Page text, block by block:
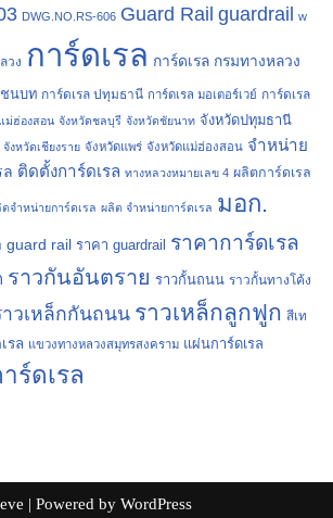
DWG.NO.RS-606 Guard Rail guardrail w
วง การ์ดเรล การ์ดเรล กรมทางหลวง
ชนบท การ์ดเรล ปทุมธานี การ์ดเรล มอเตอร์เวย์ การ์ดเรล
ม่ฮ่องสอน จังหวัดชลบุรี จังหวัดชัยนาท จังหวัดปทุมธานี
จังหวัดเชียงราย จังหวัดแพร่ จังหวัดแม่ฮ่องสอน จำหน่าย
ล ติดตั้งการ์ดเรล ทางหลวงหมายเลข 4 ผลิตการ์ดเรล
จำหน่ายการ์ดเรล ผลิต จำหน่ายการ์ดเรล มอก.
guard rail ราคา guardrail ราคาการ์ดเรล
ราวกันอันตราย ราวกั้นถนน ราวกั้นทางโค้ง
าวเหล็กกันถนน ราวเหล็กลูกฟูก สีเท
รล แขวงทางหลวงสมุทรสงคราม แผ่นการ์ดเรล
ร์ดเรล
| Powered by WordPress